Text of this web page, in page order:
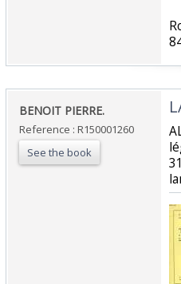
‎BENOIT PIERRE.‎
Reference : R150001260
See the book